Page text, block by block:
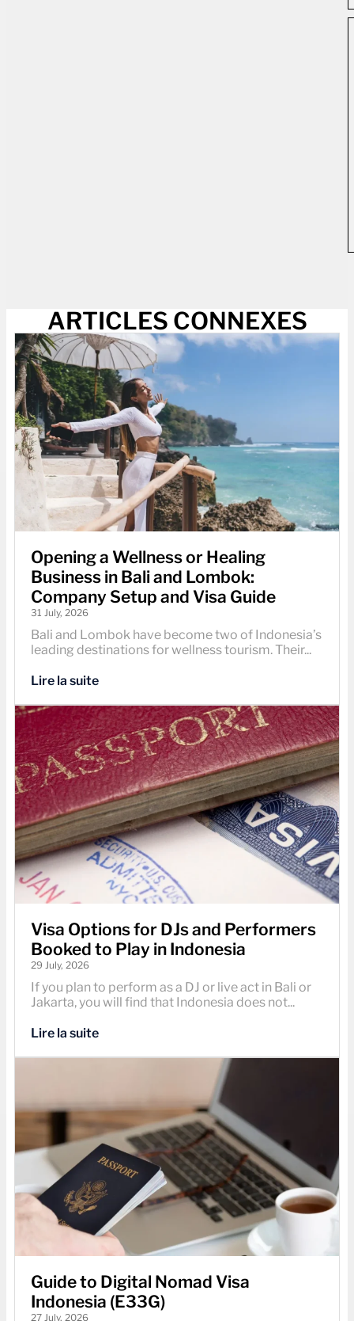
ARTICLES CONNEXES
Opening a Wellness or Healing
Business in Bali and Lombok:
Company Setup and Visa Guide
31 July, 2026
Bali and Lombok have become two of Indonesia’s
leading destinations for wellness tourism. Their...
Lire la suite
Visa Options for DJs and Performers
Booked to Play in Indonesia
29 July, 2026
If you plan to perform as a DJ or live act in Bali or
Jakarta, you will find that Indonesia does not...
Lire la suite
Guide to Digital Nomad Visa
Indonesia (E33G)
27 July, 2026